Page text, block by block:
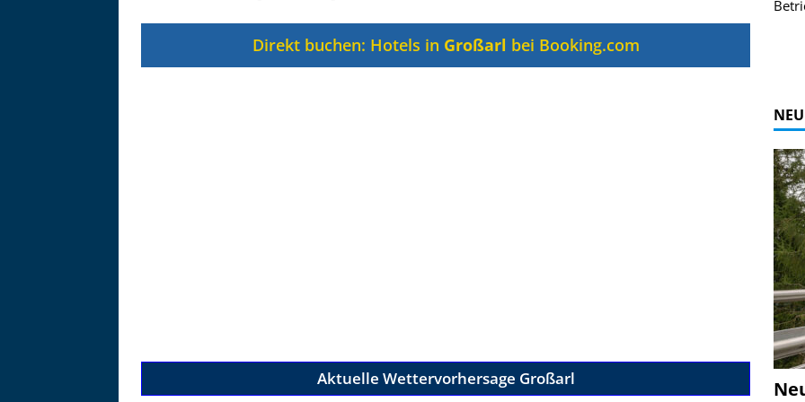
Direkt buchen: Hotels in Großarl bei Booking.com
Aktuelle Wettervorhersage Großarl
Zur Bildgalerie